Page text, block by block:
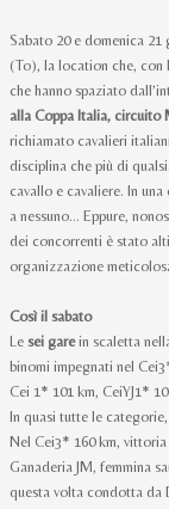
Link Utili
AREA RISERVATA
Sabato 20 e domenica
(To), la location che, con
che hanno spaziato
alla Coppa Italia, circuito
richiamato cavalieri
disciplina che più di
cavallo e cavaliere. In
a nessuno... Eppure,
dei concorrenti è stato
organizzazione
Così il sabato
Le sei garein scaletta
binomi impegnati nel
Cei 1* 101 km, CeiYJ1*
In quasi tutte le
Nel Cei3* 160 km, vittoria
Ganaderia JM, femmina
questa volta condotta da